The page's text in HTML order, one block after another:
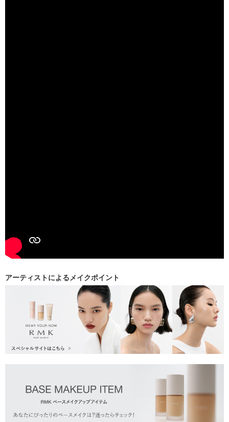
アーティストによるメイクポイント